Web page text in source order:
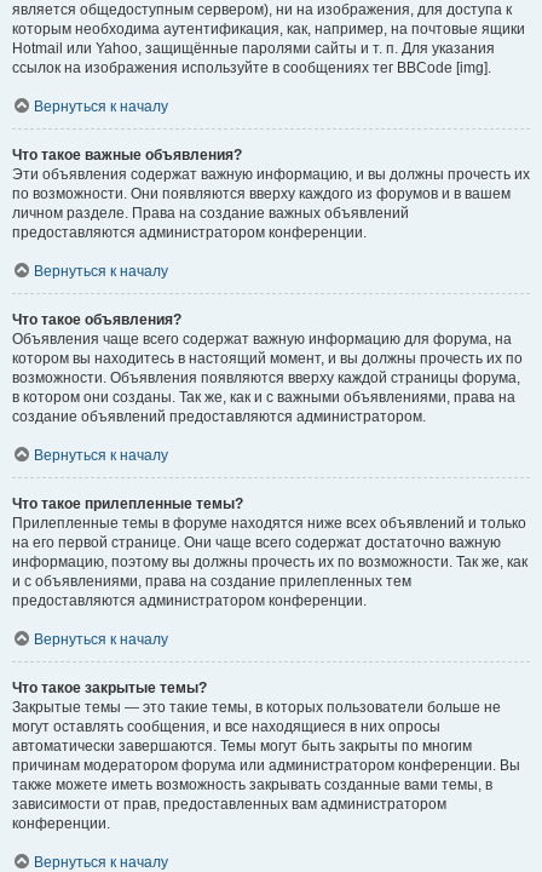
является общедоступным сервером), ни на изображения, для доступа к
которым необходима аутентификация, как, например, на почтовые ящики
Hotmail или Yahoo, защищённые паролями сайты и т. п. Для указания
ссылок на изображения используйте в сообщениях тег BBCode [img].
Вернуться к началу
Что такое важные объявления?
Эти объявления содержат важную информацию, и вы должны прочесть их
по возможности. Они появляются вверху каждого из форумов и в вашем
личном разделе. Права на создание важных объявлений
предоставляются администратором конференции.
Вернуться к началу
Что такое объявления?
Объявления чаще всего содержат важную информацию для форума, на
котором вы находитесь в настоящий момент, и вы должны прочесть их по
возможности. Объявления появляются вверху каждой страницы форума,
в котором они созданы. Так же, как и с важными объявлениями, права на
создание объявлений предоставляются администратором.
Вернуться к началу
Что такое прилепленные темы?
Прилепленные темы в форуме находятся ниже всех объявлений и только
на его первой странице. Они чаще всего содержат достаточно важную
информацию, поэтому вы должны прочесть их по возможности. Так же, как
и с объявлениями, права на создание прилепленных тем
предоставляются администратором конференции.
Вернуться к началу
Что такое закрытые темы?
Закрытые темы — это такие темы, в которых пользователи больше не
могут оставлять сообщения, и все находящиеся в них опросы
автоматически завершаются. Темы могут быть закрыты по многим
причинам модератором форума или администратором конференции. Вы
также можете иметь возможность закрывать созданные вами темы, в
зависимости от прав, предоставленных вам администратором
конференции.
Вернуться к началу